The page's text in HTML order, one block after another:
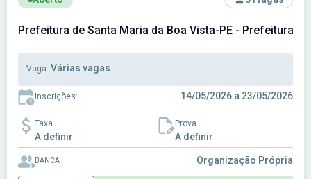
Prefeitura de Santa Maria da Boa Vista-PE - Prefeitura
Vaga: Várias vagas
Inscrições: 14/05/2026 a 23/05/2026
Taxa
A definir
Prova
A definir
BANCA Organização Própria